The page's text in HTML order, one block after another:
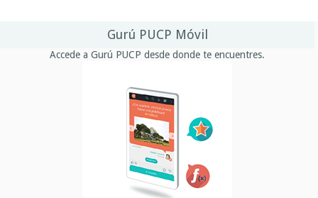
Gurú PUCP Móvil
Accede a Gurú PUCP desde donde te encuentres.